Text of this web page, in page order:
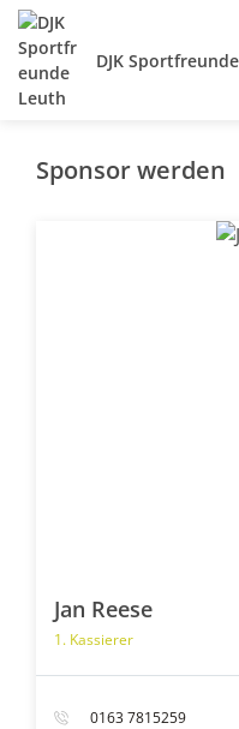
DJK
Sponsor werden
Jan Reese
1. Kassierer
0163 7815259